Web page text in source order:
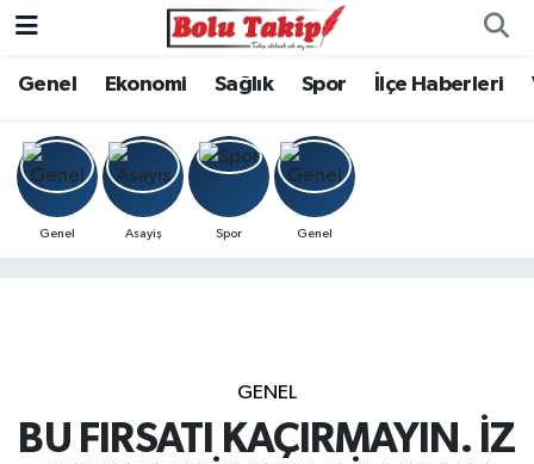
Genel Ekonomi Sağlık Spor İlçe Haberleri
Genel Asayiş Spor Genel
GENEL
BU FIRSATI KAÇIRMAYIN. İZ